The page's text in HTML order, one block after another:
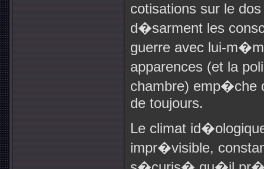
cotisations sur le
d�sarment les
guerre avec lui-
apparences (et la
chambre) emp�che
de toujours.
Le climat
impr�visible,